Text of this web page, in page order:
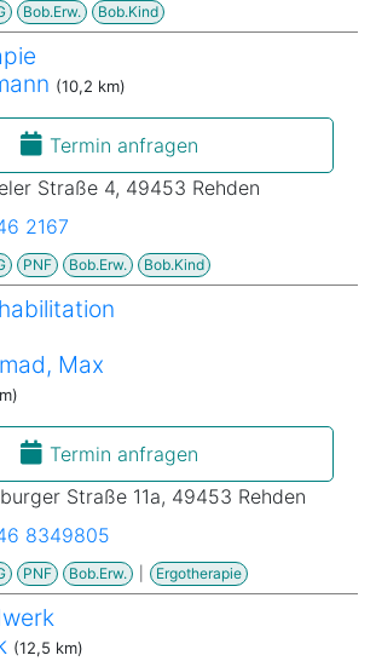
Bob.Erw. Bob.Kind
(10,2 km)
Termin anfragen
Straße 4, 49453 Rehden
2167
PNF Bob.Erw. Bob.Kind
Max
Termin anfragen
Straße 11a, 49453 Rehden
8349805
PNF Bob.Erw. Ergotherapie
(12,5 km)